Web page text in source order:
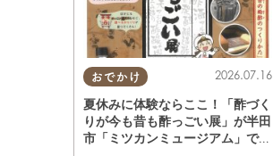
おでかけ 2026.07.16
夏休みに体験ならここ！「酢づく
りが今も昔も酢っごい展」が半田
市「ミツカンミュージアム」で7/